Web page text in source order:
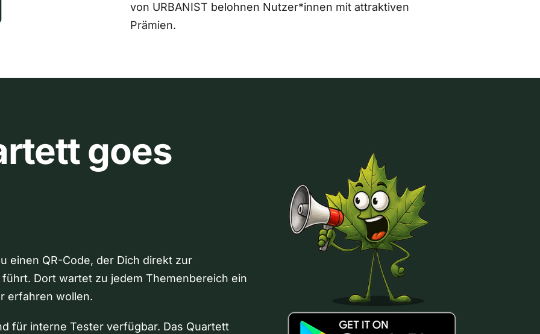
von URBANIST belohnen Nutzer*innen mit attraktiven
Prämien.
goes
einen QR-Code, der Dich direkt zur
Dort wartet zu jedem Themenbereich ein
erfahren wollen.
für interne Tester verfügbar. Das Quartett